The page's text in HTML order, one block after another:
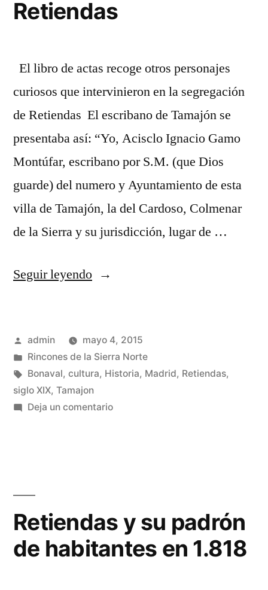
Retiendas
El libro de actas recoge otros personajes
curiosos que intervinieron en la segregación
de Retiendas El escribano de Tamajón se
presentaba así: “Yo, Acisclo Ignacio Gamo
Montúfar, escribano por S.M. (que Dios
guarde) del numero y Ayuntamiento de esta
villa de Tamajón, la del Cardoso, Colmenar
de la Sierra y su jurisdicción, lugar de …
Seguir leyendo«Otros
en
la
segregación
de
Publicado
por
admin
mayo 4, 2015
Publicado
en
Rincones de la Sierra Norte
Etiquetas:
Bonaval, cultura, Historia, Madrid, Retiendas,
siglo XIX, Tamajon
Deja un comentarioen
de
Retiendas
Retiendas y su padrón
de habitantes en 1.818